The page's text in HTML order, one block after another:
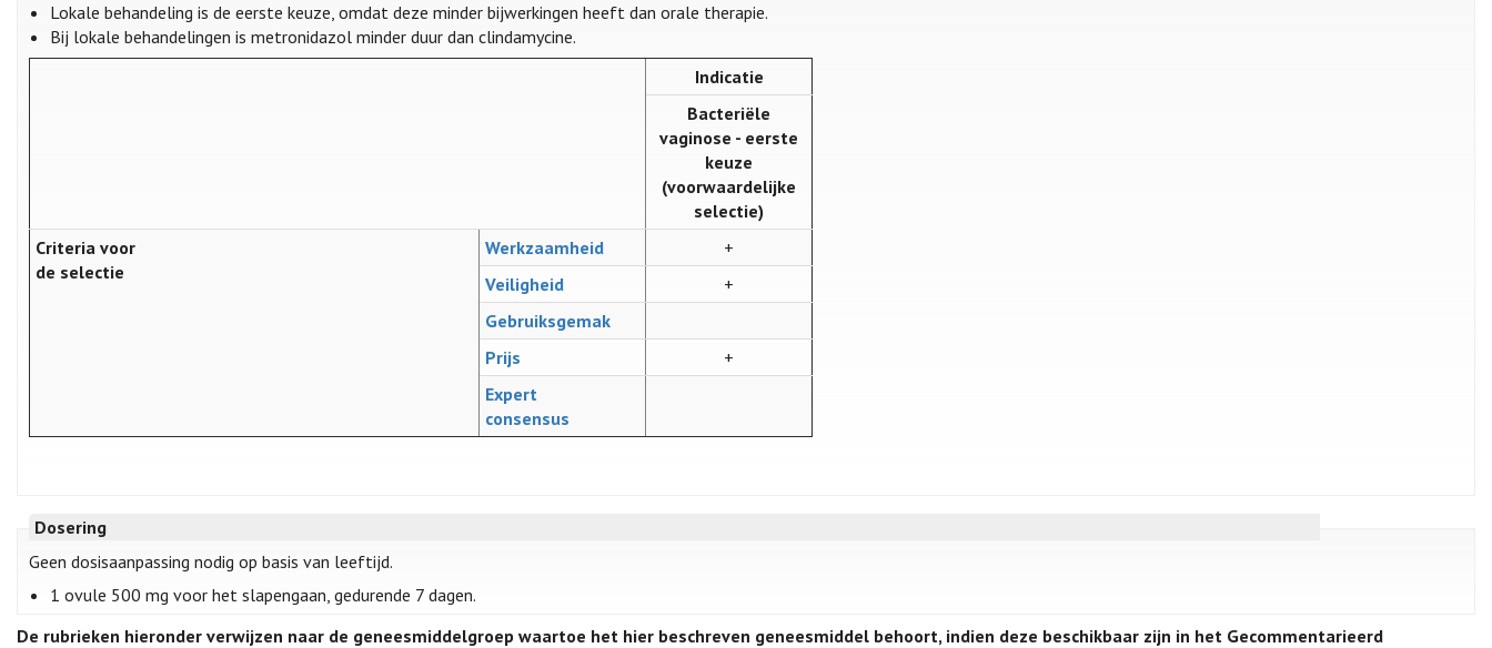
Lokale behandeling is de eerste keuze, omdat deze minder bijwerkingen heeft dan orale therapie.
Bij lokale behandelingen is metronidazol minder duur dan clindamycine.
Indicatie
Bacteriële
vaginose - eerste
keuze
(voorwaardelijke
selectie)
Criteria voor
de selectie
Werkzaamheid
+
Veiligheid
+
Gebruiksgemak
Prijs
+
Expert
consensus
Dosering
Geen dosisaanpassing nodig op basis van leeftijd.
1 ovule 500 mg voor het slapengaan, gedurende 7 dagen.
De rubrieken hieronder verwijzen naar de geneesmiddelgroep waartoe het hier beschreven geneesmiddel behoort, indien deze beschikbaar zijn in het Gecommentarieerd